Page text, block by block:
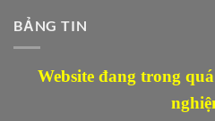
BẢNG TIN
Website đang trong